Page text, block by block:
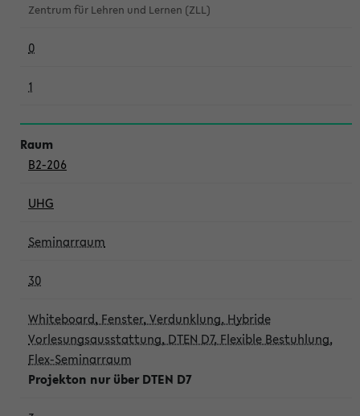
Zentrum für Lehren und Lernen (ZLL)
0
1
B2-206
UHG
Seminarraum
30
Whiteboard, Fenster, Verdunklung, Hybride
Vorlesungsausstattung, DTEN D7, Flexible Bestuhlung,
Flex-Seminarraum
Projekton nur über DTEN D7